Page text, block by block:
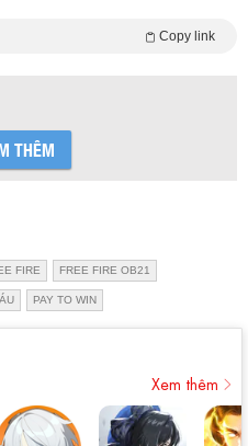
Copy link
THÊM
FIRE FREE FIRE OB21
PAY TO WIN
Xem thêm